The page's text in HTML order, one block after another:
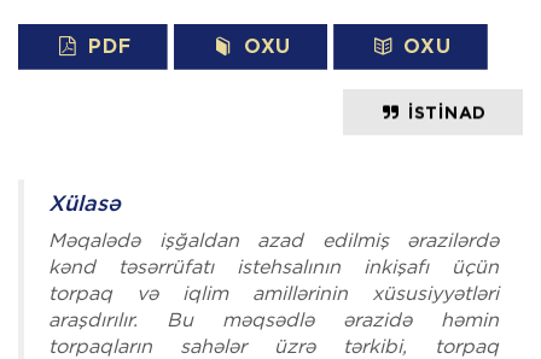
PDF OXU OXU
İSTINAD
Xülasə
Məqalədə işğaldan azad edilmiş ərazilərdə
kənd təsərrüfatı istehsalının inkişafı üçün
torpaq və iqlim amillərinin xüsusiyyətləri
araşdırılır. Bu məqsədlə ərazidə həmin
torpaqların sahələr üzrə tərkibi, torpaq